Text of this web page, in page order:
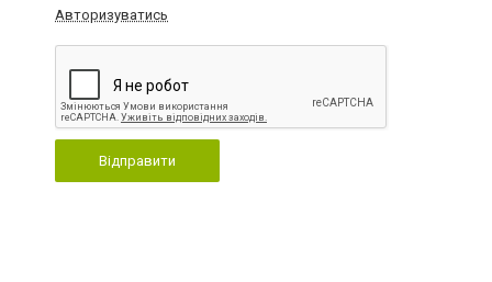
Авторизуватись
Відправити